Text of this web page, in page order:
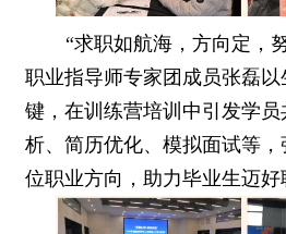
“求职如航海，方向定，
职业指导师专家团成员张磊
键，在训练营培训中引发学
析、简历优化、模拟面试等
位职业方向，助力毕业生迈好